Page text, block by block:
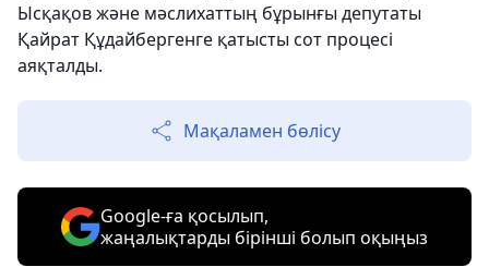
Ысқақов және мәслихаттың бұрынғы депутаты
Қайрат Құдайбергенге қатысты сот процесі
аяқталды.
Мақаламен бөлісу
Google-ға қосылып,
жаңалықтарды бірінші болып оқыңыз